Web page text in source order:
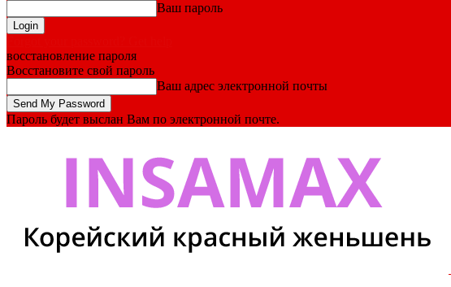
Ваш пароль
восстановление пароля
Восстановите свой пароль
Ваш адрес электронной почты
Пароль будет выслан Вам по электронной почте.